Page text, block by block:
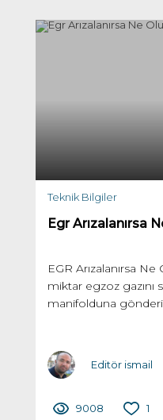
Teknik Bilgiler
Egr Arızalanırsa
EGR Arızalanırsa
miktar egzoz
manifolduna
Editör ismail
9008 1